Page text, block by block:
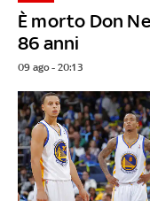
È morto Don
86 anni
09 ago - 20:13